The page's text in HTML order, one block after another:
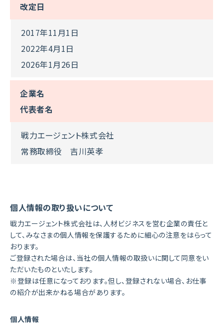
改定日
2017年11月1日
2022年4月1日
2026年1月26日
企業名
代表者名
戦力エージェント株式会社
常務取締役 吉川英孝
個人情報の取り扱いについて
戦力エージェント株式会社は、人材ビジネスを営む企業の責任と
して、みなさまの個人情報を保護するために細心の注意をはらって
おります。
ご登録された場合は、当社の個人情報の取扱いに関して同意をい
ただいたものといたします。
※登録は任意になっております。但し、登録されない場合、お仕事
の紹介が出来かねる場合があります。
個人情報